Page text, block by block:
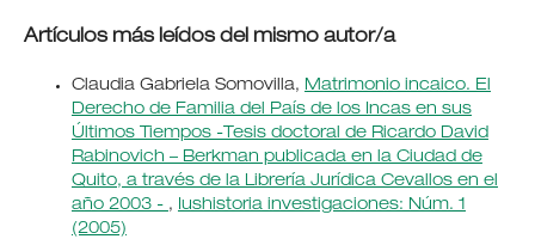
Artículos más leídos del mismo autor/a
Claudia Gabriela Somovilla, Matrimonio incaico. El
Derecho de Familia del País de los Incas en sus
Últimos Tiempos -Tesis doctoral de Ricardo David
Rabinovich – Berkman publicada en la Ciudad de
Quito, a través de la Librería Jurídica Cevallos en el
año 2003 - , Iushistoria investigaciones: Núm. 1
(2005)